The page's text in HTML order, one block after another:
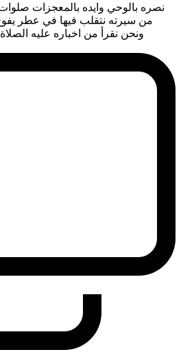
نصره بالوحي وايده بالمعجزات
من سيرته نتقلب فيها في عطر
ونحن نقرأ من اخباره عليه الصلاة